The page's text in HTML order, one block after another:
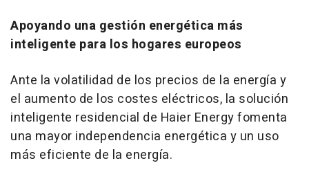
Apoyando una gestión energética más
inteligente para los hogares europeos
Ante la volatilidad de los precios de la energía y
el aumento de los costes eléctricos, la solución
inteligente residencial de Haier Energy fomenta
una mayor independencia energética y un uso
más eficiente de la energía.